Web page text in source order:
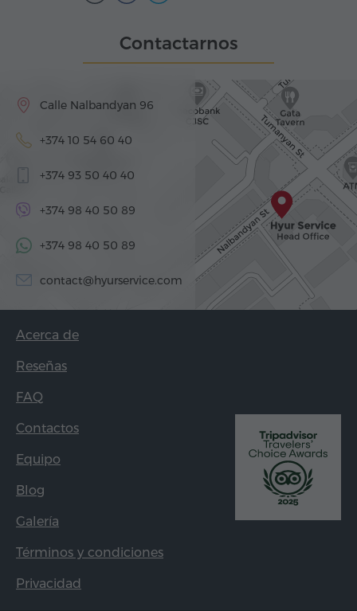
Contactarnos
Calle Nalbandyan 96
+374 10 54 60 40
+374 93 50 40 40
+374 98 40 50 89
+374 98 40 50 89
contact@hyurservice.com
Acerca de
Reseñas
FAQ
Contactos
Equipo
Blog
Galería
Términos y condiciones
Privacidad